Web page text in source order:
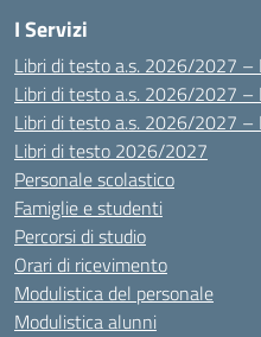
I Servizi
Libri di testo a.s. 2026/2027 –
Libri di testo a.s. 2026/2027 –
Libri di testo a.s. 2026/2027 –
Libri di testo 2026/2027
Personale scolastico
Famiglie e studenti
Percorsi di studio
Orari di ricevimento
Modulistica del personale
Modulistica alunni